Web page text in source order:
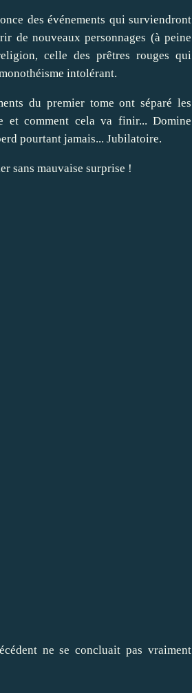
des événements qui surviendront
de nouveaux personnages (à peine
celle des prêtres rouges qui
intolérant.
du premier tome ont séparé les
et comment cela va finir... Domine
pourtant jamais... Jubilatoire.
sans mauvaise surprise !
ne se concluait pas vraiment